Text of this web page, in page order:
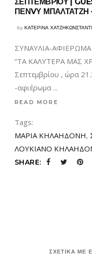
ΠΕΝVΥ
byΚΑΤΕΡΙΝΑ
ΣΥΝΑΥΛΙΑ-
“ΤΑ ΚΑΛΥΤΕΡΑ ΜΑΣ
Σεπτεμβρίου , ώρα
-αφιέρωμα
READ MORE
Tags:
ΜΑΡΙΑ ΚΗΛΑΗΔΟΝΗ,
ΛΟΥΚΙΑΝΟ
SHARE:
ΣΧΕΤΙΚΑ ΜΕ